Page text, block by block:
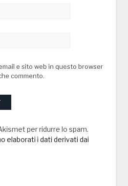
e sito web in questo browser
commento.
per ridurre lo spam.
elaborati i dati derivati dai